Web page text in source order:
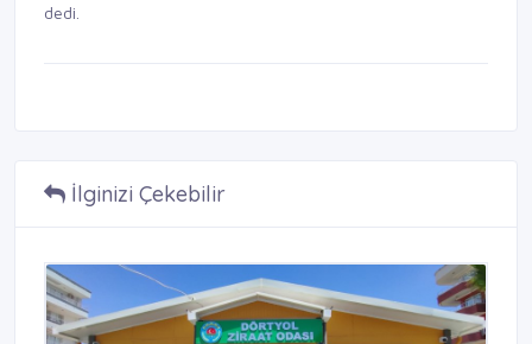
dedi.
İlginizi Çekebilir